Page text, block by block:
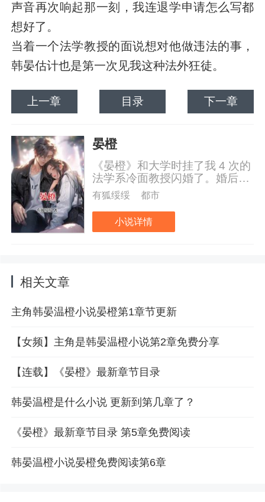
声音再次响起那一刻，我连退学申请怎么写都
想好了。
当着一个法学教授的面说想对他做违法的事，
韩晏估计也是第一次见我这种法外狂徒。
上一章 目录 下一章
晏橙
《晏橙》和大学时挂了我 4 次的
法学系冷面教授闪婚了。婚后，
除了床榻之上，我们交流甚少。
我实在受不了韩晏过于沉闷严肃
的性子。
有狐绥绥 都市
小说详情
相关文章
主角韩晏温橙小说晏橙第1章节更新
【女频】主角是韩晏温橙小说第2章免费分享
【连载】《晏橙》最新章节目录
韩晏温橙是什么小说 更新到第几章了？
《晏橙》最新章节目录 第5章免费阅读
韩晏温橙小说晏橙免费阅读第6章